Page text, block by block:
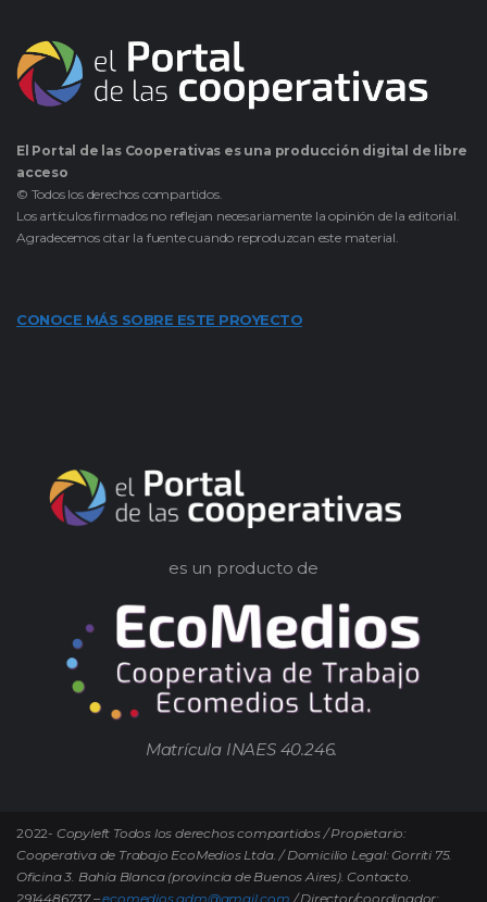
El Portal de las Cooperativas es una producción digital de libre
acceso
© Todos los derechos compartidos.
Los artículos firmados no reflejan necesariamente la opinión de la editorial.
Agradecemos citar la fuente cuando reproduzcan este material.
CONOCE MÁS SOBRE ESTE PROYECTO
es un producto de
Matrícula INAES 40.246.
2022- Copyleft Todos los derechos compartidos / Propietario:
Cooperativa de Trabajo EcoMedios Ltda. / Domicilio Legal: Gorriti 75.
Oficina 3. Bahía Blanca (provincia de Buenos Aires). Contacto.
2914486737 –ecomedios.adm@gmail.com / Director/coordinador: